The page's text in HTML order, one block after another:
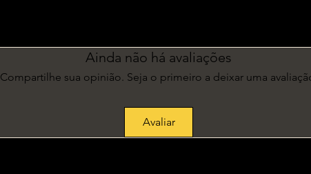
Ainda não há avaliações
Compartilhe sua opinião. Seja o primeiro a deixar uma
Avaliar